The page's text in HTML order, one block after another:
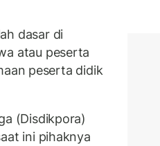
dasar di
atau peserta
peserta didik
(Disdikpora)
ini pihaknya